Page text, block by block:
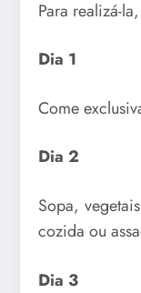
Para realizá-
Dia 1
Come
Dia 2
Sopa,
cozida ou
Dia 3